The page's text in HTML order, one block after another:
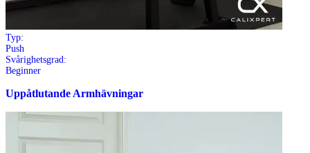
Typ:
Push
Svårighetsgrad:
Beginner
Uppåtlutande Armhävningar